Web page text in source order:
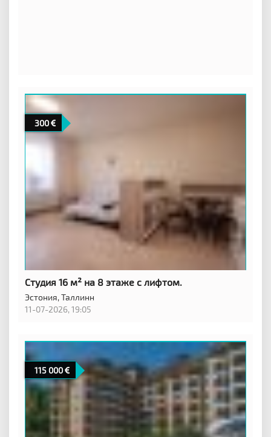
300
Студия 16 м² на 8 этаже с лифтом.
Эстония,Таллинн
11-07-2026, 19:05
115 000